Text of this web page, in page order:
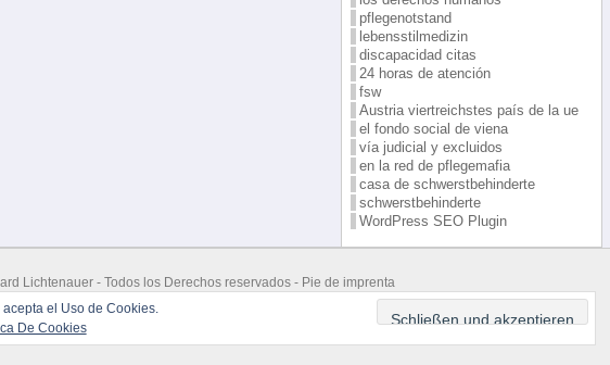
pflegenotstand
lebensstilmedizin
discapacidad citas
24 horas de atención
fsw
Austria viertreichstes país de la ue
el fondo social de viena
vía judicial y excluidos
en la red de pflegemafia
casa de schwerstbehinderte
schwerstbehinderte
WordPress SEO Plugin
Lichtenauer - Todos los Derechos reservados - Pie de imprenta
- Hosted & Supported byBrunner Alojamiento Web
el Uso de Cookies.
De Cookies